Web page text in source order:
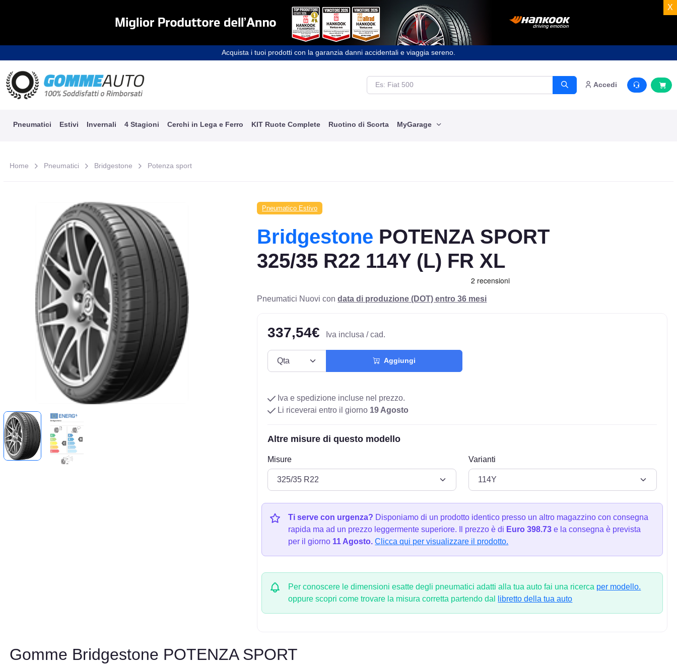
X
Acquista i tuoi prodotti con la garanzia danni accidentali e viaggia sereno.
Accedi
Pneumatici Estivi Invernali 4 Stagioni Cerchi in Lega e Ferro KIT Ruote Complete Ruotino di Scorta MyGarage
Home Pneumatici Bridgestone Potenza sport
Pneumatico Estivo
Bridgestone POTENZA SPORT
325/35 R22 114Y (L) FR XL
Pneumatici Nuovi condata di produzione (DOT) entro 36 mesi
337,54€ Iva inclusa / cad.
Aggiungi
Iva e spedizione incluse nel prezzo.
Li riceverai entro il giorno 19 Agosto
Altre misure di questo modello
Misure Varianti
Ti serve con urgenza? Disponiamo di un prodotto identico presso un altro magazzino con consegna
rapida ma ad un prezzo leggermente superiore. Il prezzo è di Euro 398.73 e la consegna è prevista
per il giorno 11 Agosto. Clicca qui per visualizzare il prodotto.
Per conoscere le dimensioni esatte degli pneumatici adatti alla tua auto fai una ricerca per modello.
oppure scopri come trovare la misura corretta partendo dal
libretto della tua auto
Gomme Bridgestone POTENZA SPORT